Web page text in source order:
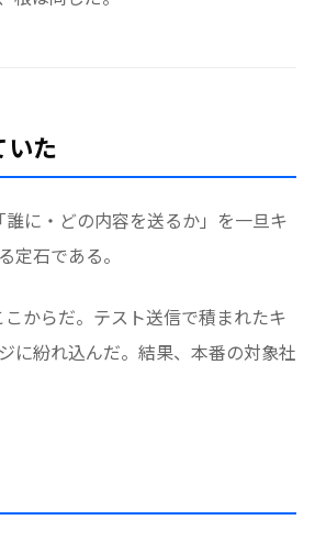
た
誰に・どの内容を送るか」を一旦キ
石である。
からだ。テスト送信で積まれたキ
に紛れ込んだ。結果、本番の対象社